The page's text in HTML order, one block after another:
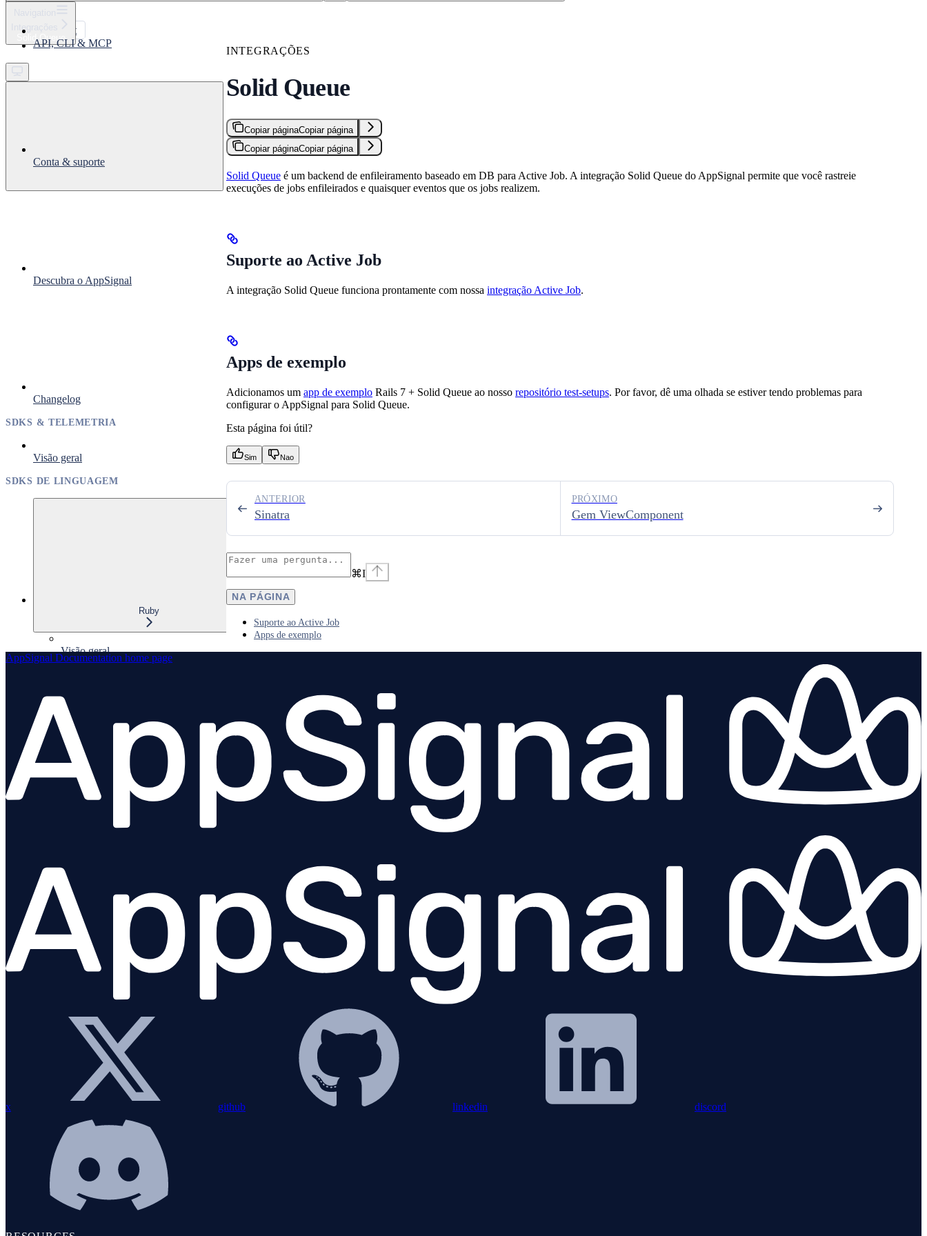
Support
Get started
Integrações
Solid Queue
API, CLI & MCP
Conta & suporte
Descubra o AppSignal
Changelog
SDKS & TELEMETRIA
Visão geral
SDKS DE LINGUAGEM
Ruby
Visão geral
Instalação
Integrações
Visão geral
Active Job
Delayed::Job
Elasticsearch
Excon
Global VM Lock
Grape
GraphQL
Instrumentation do MongoDB
Múltiplas bibliotecas Rack
Net::HTTP
INTEGRAÇÕES
Solid Queue
Copiar páginaCopiar página
Copiar páginaCopiar página
Solid Queue é um backend de enfileiramento baseado em DB para Active Job. A integração Solid Queue do AppSignal permite que você rastreie
execuções de jobs enfileirados e quaisquer eventos que os jobs realizem.
Suporte ao Active Job
A integração Solid Queue funciona prontamente com nossa integração Active Job.
Apps de exemplo
Adicionamos um app de exemplo Rails 7 + Solid Queue ao nosso repositório test-setups. Por favor, dê uma olhada se estiver tendo problemas para
configurar o AppSignal para Solid Queue.
Esta página foi útil?
Sim Nao
Sinatra
ANTERIOR
Gem ViewComponent
PRÓXIMO
⌘I
NA PÁGINA
Suporte ao Active Job
Apps de exemplo
AppSignal Documentation home page
x github linkedin discord